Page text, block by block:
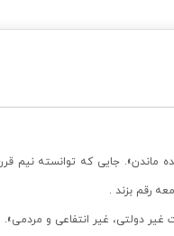
ماندن». جایی که توانسته نیم
رقم بزند .
دولتی، غیر انتفاعی و مردمی».